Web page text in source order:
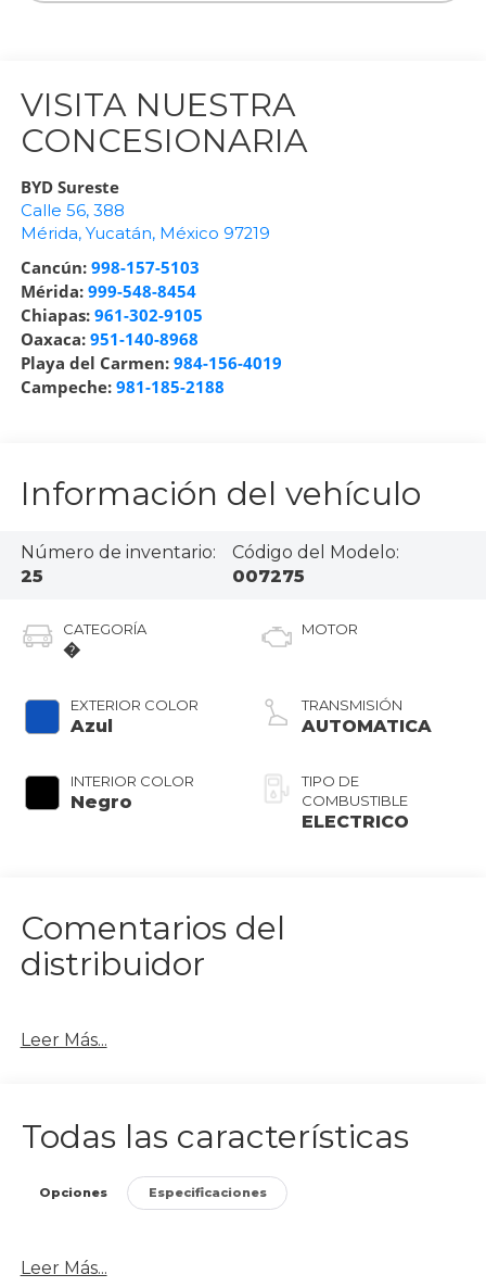
VISITA NUESTRA
CONCESIONARIA
BYD Sureste
Calle 56, 388
Mérida, Yucatán, México 97219
Cancún: 998-157-5103
Mérida: 999-548-8454
Chiapas: 961-302-9105
Oaxaca: 951-140-8968
Playa del Carmen: 984-156-4019
Campeche: 981-185-2188
Información del vehículo
Número de inventario:
25
Código del Modelo:
007275
CATEGORÍA
�
EXTERIOR COLOR
Azul
INTERIOR COLOR
Negro
MOTOR
TRANSMISIÓN
AUTOMATICA
TIPO DE
COMBUSTIBLE
ELECTRICO
Comentarios del
distribuidor
Leer Más...
Todas las características
Opciones Especificaciones
Leer Más...